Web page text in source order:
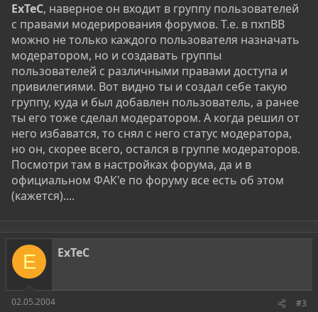
ExTeC, наверное он входит в группу пользователей
с правами модерирования форумов. Т.е. в пхпВВ
можно не только каждого пользователя назначать
модератором, но и создавать группы
пользователей с различными правами доступа и
привилегиями. Вот видно ты и создал себе такую
группу, куда и был добавлен пользователь, а ранее
ты его тоже сделал модератором. А когда решил от
него избаватся, то снял с него статус модератора,
но он, скорее всего, остался в группе модераторов.
Посмотри там в настройках форума, да и в
официальном ФАК'е по форуму все есть об этом
(кажется)....
E ExTeC
02.05.2004 #3